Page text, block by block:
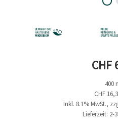
CHF
400
CHF
Inkl. 8.1% MwSt.,
Lieferzeit: 2-